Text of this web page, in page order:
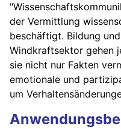
der Vermittlung
beschäftigt. Bildung
Windkraftsektor gehen
sie nicht nur Fakten
emotionale und
um